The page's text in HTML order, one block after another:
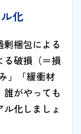
化
梱包による
る破損（＝損
」「緩衝材
がやっても
化しましょ